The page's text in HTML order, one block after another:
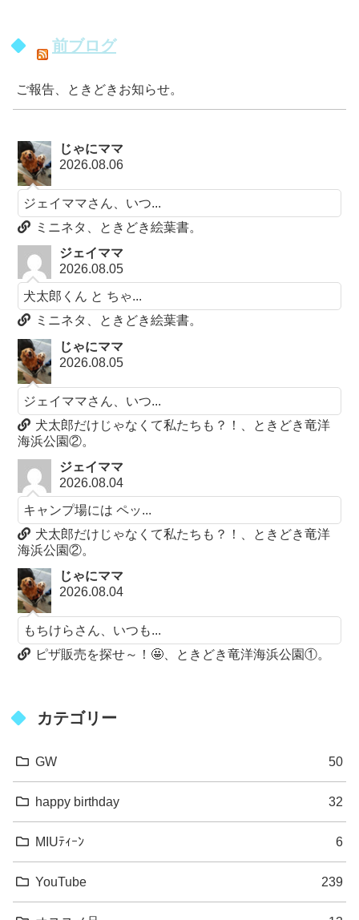
前ブログ
ご報告、ときどきお知らせ。
じゃにママ
2026.08.06
ジェイママさん、いつ...
ミニネタ、ときどき絵葉書。
ジェイママ
2026.08.05
犬太郎くん と ちゃ...
ミニネタ、ときどき絵葉書。
じゃにママ
2026.08.05
ジェイママさん、いつ...
犬太郎だけじゃなくて私たちも？！、ときどき竜洋
海浜公園②。
ジェイママ
2026.08.04
キャンプ場には ペッ...
犬太郎だけじゃなくて私たちも？！、ときどき竜洋
海浜公園②。
じゃにママ
2026.08.04
もちけらさん、いつも...
ピザ販売を探せ～！🤩、ときどき竜洋海浜公園①。
カテゴリー
GW 50
happy birthday 32
MIUﾃｨｰﾝ 6
YouTube 239